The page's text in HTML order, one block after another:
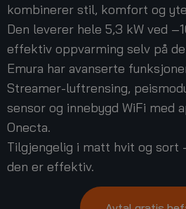
kombinerer stil, komfort og
Den leverer hele 5,3 kW ved
effektiv oppvarming selv på
Emura har avanserte
Streamer-luftrensing,
sensor og innebygd WiFi med
Onecta.
Tilgjengelig i matt hvit og sort
den er effektiv.